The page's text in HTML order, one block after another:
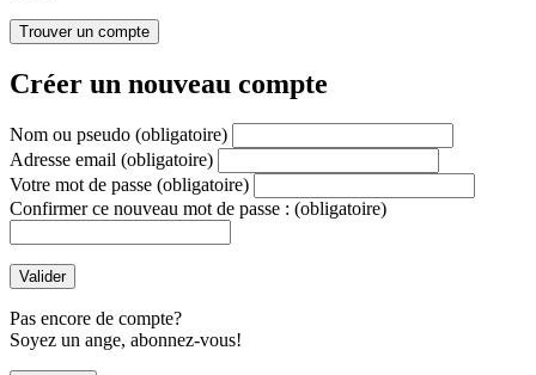
Créer un nouveau compte
Nom ou pseudo (obligatoire)
Adresse email (obligatoire)
Votre mot de passe (obligatoire)
Confirmer ce nouveau mot de passe : (obligatoire)
Pas encore de compte?
Soyez un ange, abonnez-vous!